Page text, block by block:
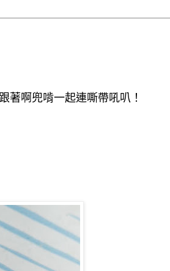
著啊兜啃一起連嘶帶吼叭！